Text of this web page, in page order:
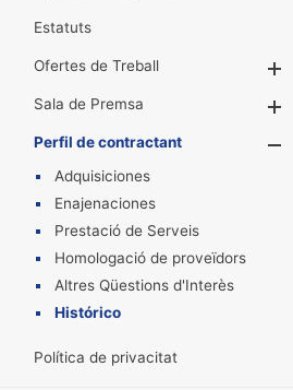
Estatuts
Ofertes de Treball
Sala de Premsa
Perfil de contractant
Adquisiciones
Enajenaciones
Prestació de Serveis
Homologació de proveïdors
Altres Qüestions d'Interès
Histórico
Política de privacitat